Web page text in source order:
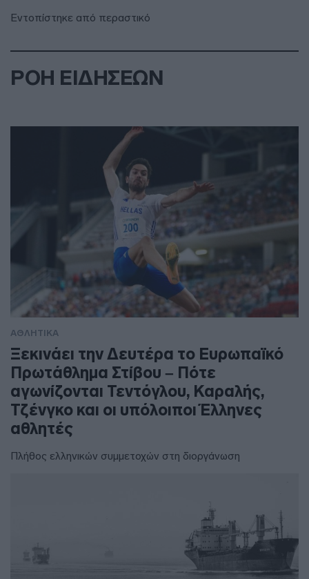
Εντοπίστηκε από περαστικό
ΡΟΗ ΕΙΔΗΣΕΩΝ
ΑΘΛΗΤΙΚΑ
Ξεκινάει την Δευτέρα το Ευρωπαϊκό
Πρωτάθλημα Στίβου – Πότε
αγωνίζονται Τεντόγλου, Καραλής,
Τζένγκο και οι υπόλοιποι Έλληνες
αθλητές
Πλήθος ελληνικών συμμετοχών στη διοργάνωση